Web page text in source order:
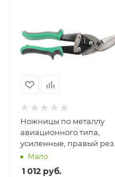
Ножницы по металлу
авиационного типа,
усиленные, правый рез
250 мм (Выведены из
ассортиме, 732033-250
Мало
1 012 руб.